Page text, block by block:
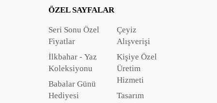
ÖZEL SAYFALAR
Seri Sonu Özel
Fiyatlar
İlkbahar - Yaz
Koleksiyonu
Babalar Günü
Hediyesi
Çeyiz
Alışverişi
Kişiye Özel
Üretim
Hizmeti
Tasarım